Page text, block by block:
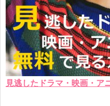
見逃したドラマ・映画・ア